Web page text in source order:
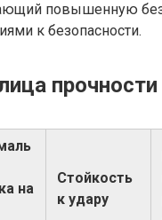
повышенную
к безопасности.
на
Стойкость
к удару